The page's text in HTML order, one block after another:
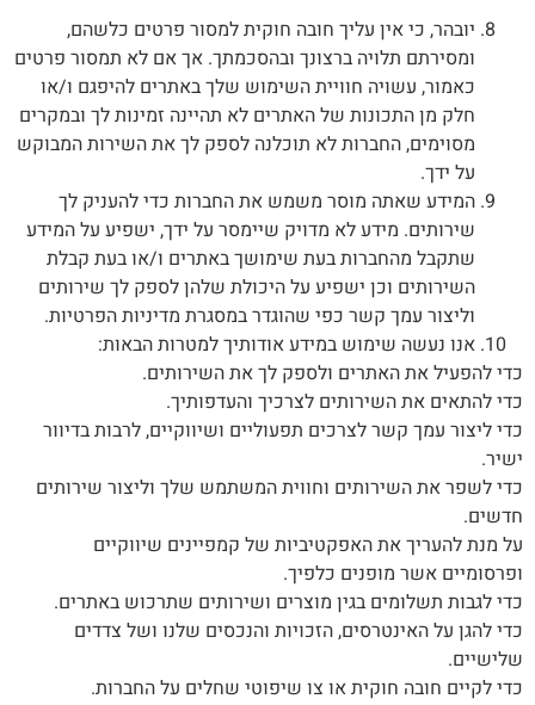
יובהר, כי אין עליך חובה חוקית למסור פרטים כלשהם,
ומסירתם תלויה ברצונך ובהסכמתך. אך אם לא תמסור פרטים
כאמור, עשויה חוויית השימוש שלך באתרים להיפגם ו/או
חלק מן התכונות של האתרים לא תהיינה זמינות לך ובמקרים
מסוימים, החברות לא תוכלנה לספק לך את השירות המבוקש
על ידך.
המידע שאתה מוסר משמש את החברות כדי להעניק לך
שירותים. מידע לא מדויק שיימסר על ידך, ישפיע על המידע
שתקבל מהחברות בעת שימושך באתרים ו/או בעת קבלת
השירותים וכן ישפיע על היכולת שלהן לספק לך שירותים
וליצור עמך קשר כפי שהוגדר במסגרת מדיניות הפרטיות.
אנו נעשה שימוש במידע אודותיך למטרות הבאות:
כדי להפעיל את האתרים ולספק לך את השירותים.
כדי להתאים את השירותים לצרכיך והעדפותיך.
כדי ליצור עמך קשר לצרכים תפעוליים ושיווקיים, לרבות בדיוור
ישיר.
כדי לשפר את השירותים וחווית המשתמש שלך וליצור שירותים
חדשים.
על מנת להעריך את האפקטיביות של קמפיינים שיווקיים
ופרסומיים אשר מופנים כלפיך.
כדי לגבות תשלומים בגין מוצרים ושירותים שתרכוש באתרים.
כדי להגן על האינטרסים, הזכויות והנכסים שלנו ושל צדדים
שלישיים.
כדי לקיים חובה חוקית או צו שיפוטי שחלים על החברות.